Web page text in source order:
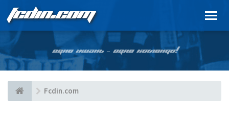
FCDIN.COM
ОДНА ЖИЗНЬ – ОДНА КОМАНДА!
Fcdin.com